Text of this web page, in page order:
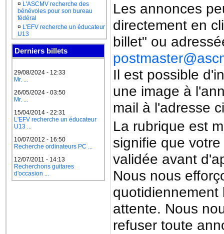
¤ L'ASCMV recherche des
bénévoles pour son bureau
fédéral
¤ L'EFV recherche un éducateur
U13
Derniers billets
29/08/2024 - 12:33
Mr. ...
26/05/2024 - 03:50
Mr. ...
15/04/2014 - 22:31
L'EFV recherche un éducateur
U13 ...
10/07/2012 - 16:50
Recherche ordinateurs PC ...
12/07/2011 - 14:13
Recherchons guitares
d'occasion ...
Les annonces
directement en
billet" ou
Il est possible
une image à
mail à l'adresse
La rubrique est
signifie que
validée avant
Nous nous
attente. Nous
refuser toute